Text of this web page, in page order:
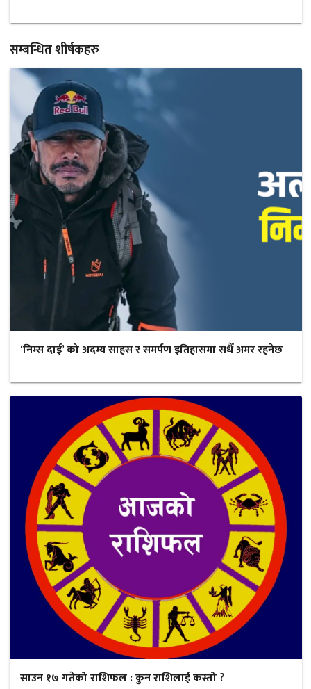
सम्बन्धित शीर्षकहरु
‘निम्स दाई’ को अदम्य साहस र समर्पण इतिहासमा सधैँ अमर रहनेछ
साउन १७ गतेको राशिफल : कुन राशिलाई कस्तो ?